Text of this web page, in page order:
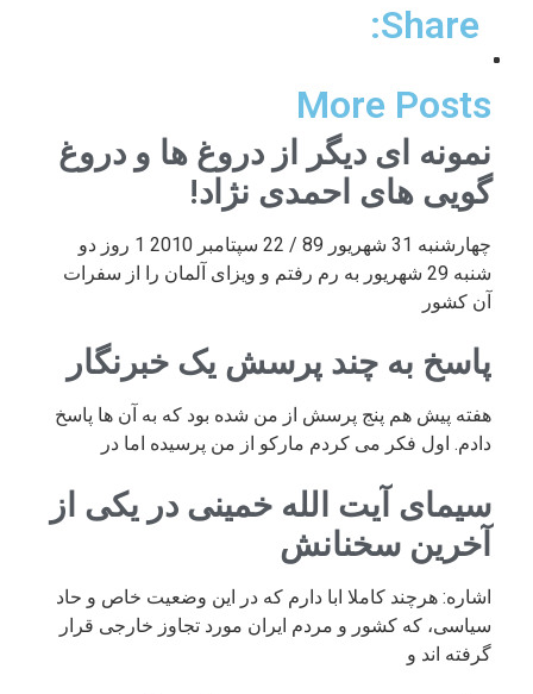
Share:
More Posts
نمونه ای دیگر از دروغ ها و دروغ
گویی های احمدی نژاد!
چهارشنبه 31 شهریور 89 / 22 سپتامبر 2010 1 روز دو
شنبه 29 شهریور به رم رفتم و ویزای آلمان را از سفرات
آن کشور
پاسخ به چند پرسش یک خبرنگار
هفته پیش هم پنج پرسش از من شده بود که به آن ها پاسخ
دادم. اول فکر می کردم مارکو از من پرسیده اما در
سیمای آیت الله خمینی در یکی از
آخرین سخنانش
اشاره: هرچند کاملا ابا دارم که در این وضعیت خاص و حاد
سیاسی، که کشور و مردم ایران مورد تجاوز خارجی قرار
گرفته اند و